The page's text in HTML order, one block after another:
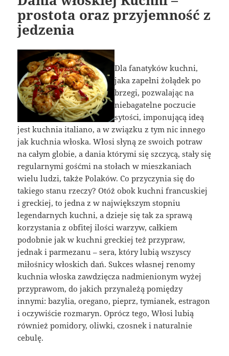
prostota oraz przyjemność z
jedzenia
Dla fanatyków kuchni,
jaka zapełni żołądek po
brzegi, pozwalając na
niebagatelne poczucie
sytości, imponującą ideą
jest kuchnia italiano, a w związku z tym nic innego
jak kuchnia włoska. Włosi słyną ze swoich potraw
na całym globie, a dania którymi się szczycą, stały się
regularnymi gośćmi na stołach w mieszkaniach
wielu ludzi, także Polaków. Co przyczynia się do
takiego stanu rzeczy? Otóż obok kuchni francuskiej
i greckiej, to jedna z w największym stopniu
legendarnych kuchni, a dzieje się tak za sprawą
korzystania z obfitej ilości warzyw, całkiem
podobnie jak w kuchni greckiej też przypraw,
jednak i parmezanu – sera, który lubią wszyscy
miłośnicy włoskich dań. Sukces własnej renomy
kuchnia włoska zawdzięcza nadmienionym wyżej
przyprawom, do jakich przynależą pomiędzy
innymi: bazylia, oregano, pieprz, tymianek, estragon
i oczywiście rozmaryn. Oprócz tego, Włosi lubią
również pomidory, oliwki, czosnek i naturalnie
cebulę.